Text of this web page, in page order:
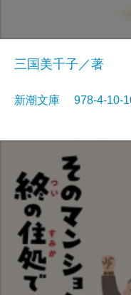
三国美千子／著
新潮文庫 978-4-10-